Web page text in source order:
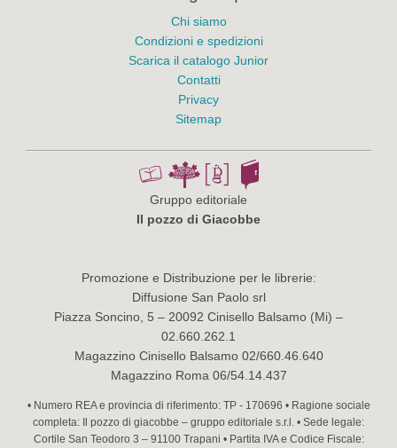
Chi siamo
Condizioni e spedizioni
Scarica il catalogo Junior
Contatti
Privacy
Sitemap
Gruppo editoriale
Il pozzo di Giacobbe
Promozione e Distribuzione per le librerie:
Diffusione San Paolo srl
Piazza Soncino, 5 – 20092 Cinisello Balsamo (Mi) –
02.660.262.1
Magazzino Cinisello Balsamo 02/660.46.640
Magazzino Roma 06/54.14.437
• Numero REA e provincia di riferimento: TP - 170696 • Ragione sociale
completa: Il pozzo di giacobbe – gruppo editoriale s.r.l. • Sede legale:
Cortile San Teodoro 3 – 91100 Trapani • Partita IVA e Codice Fiscale: